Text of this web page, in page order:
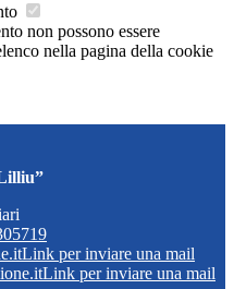
non possono essere
nella pagina della cookie
Link per inviare una mail
Link per inviare una mail